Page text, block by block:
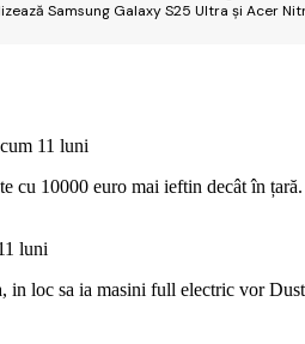
Samsung Galaxy S25 Ultra și Acer